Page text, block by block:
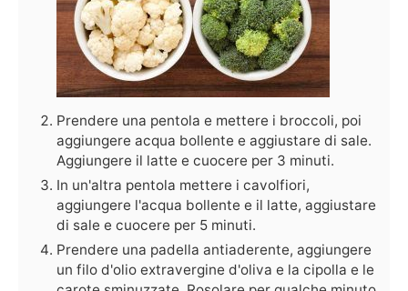
Prendere una pentola e mettere i broccoli, poi
aggiungere acqua bollente e aggiustare di sale.
Aggiungere il latte e cuocere per 3 minuti.
In un'altra pentola mettere i cavolfiori,
aggiungere l'acqua bollente e il latte, aggiustare
di sale e cuocere per 5 minuti.
Prendere una padella antiaderente, aggiungere
un filo d'olio extravergine d'oliva e la cipolla e le